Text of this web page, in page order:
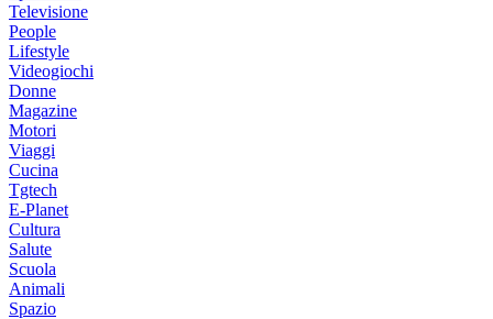
Televisione
People
Lifestyle
Videogiochi
Donne
Magazine
Motori
Viaggi
Cucina
Tgtech
E-Planet
Cultura
Salute
Scuola
Animali
Spazio